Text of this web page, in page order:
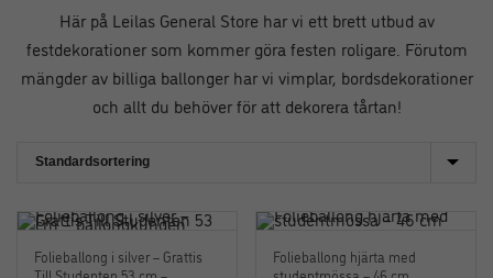
Här på Leilas General Store har vi ett brett utbud av
festdekorationer som kommer göra festen roligare. Förutom
mängder av billiga ballonger har vi vimplar, bordsdekorationer
och allt du behöver för att dekorera tårtan!
Folieballong i silver – Grattis
Folieballong hjärta med